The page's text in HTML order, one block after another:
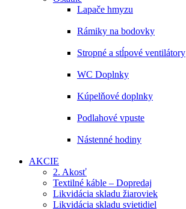
Lapače hmyzu
Rámiky na bodovky
Stropné a stĺpové ventilátory
WC Doplnky
Kúpelňové doplnky
Podlahové vpuste
Nástenné hodiny
AKCIE
2. Akosť
Textilné káble – Dopredaj
Likvidácia skladu žiaroviek
Likvidácia skladu svietidiel